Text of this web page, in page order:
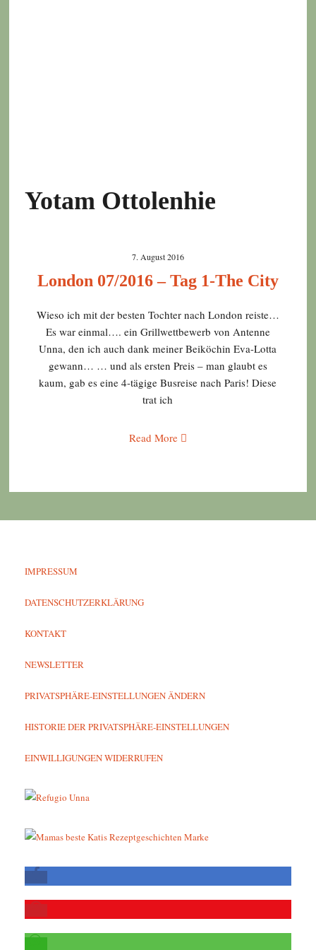
Yotam Ottolenhie
7. August 2016
London 07/2016 – Tag 1-The City
Wieso ich mit der besten Tochter nach London reiste…
Es war einmal…. ein Grillwettbewerb von Antenne
Unna, den ich auch dank meiner Beiköchin Eva-Lotta
gewann… … und als ersten Preis – man glaubt es
kaum, gab es eine 4-tägige Busreise nach Paris! Diese
trat ich
Read More
IMPRESSUM
DATENSCHUTZERKLÄRUNG
KONTAKT
NEWSLETTER
PRIVATSPHÄRE-EINSTELLUNGEN ÄNDERN
HISTORIE DER PRIVATSPHÄRE-EINSTELLUNGEN
EINWILLIGUNGEN WIDERRUFEN